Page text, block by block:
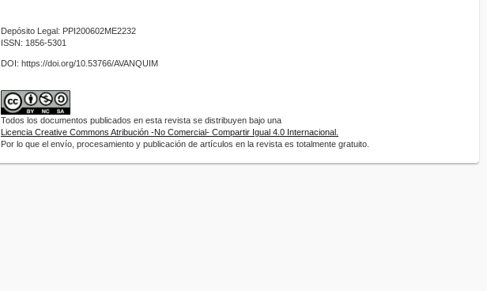
Depósito Legal: PPI200602ME2232
ISSN: 1856-5301
DOI: https://doi.org/10.53766/AVANQUIM
Todos los documentos publicados en esta revista se distribuyen bajo una
Licencia Creative Commons Atribución -No Comercial- Compartir Igual 4.0 Internacional.
Por lo que el envío, procesamiento y publicación de artículos en la revista es totalmente gratuito.